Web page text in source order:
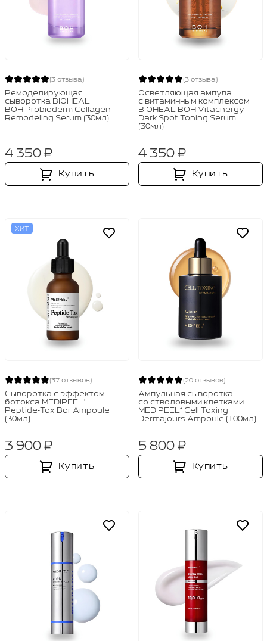
(3 отзыва)
Ремоделирующая
сыворотка BIOHEAL
BOH Probioderm Collagen
Remodeling Serum (30мл)
4 350 ₽
Купить
(3 отзыва)
Осветляющая ампула
с витаминным комплексом
BIOHEAL BOH Vitacnergy
Dark Spot Toning Serum
(30мл)
4 350 ₽
Купить
ХИТ
(37 отзывов)
Сыворотка с эффектом
ботокса MEDIPEEL⁺
Peptide‑Tox Bor Ampoule
(30мл)
3 900 ₽
Купить
(20 отзывов)
Ампульная сыворотка
со стволовыми клетками
MEDIPEEL⁺ Cell Toxing
Dermajours Ampoule (100мл)
5 800 ₽
Купить